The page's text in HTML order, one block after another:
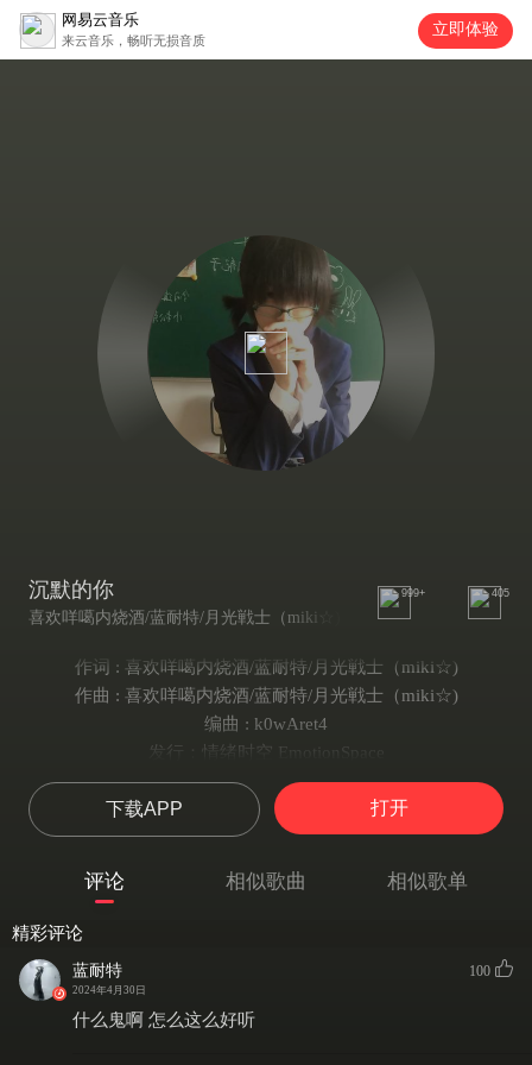
网易云音乐
来云音乐，畅听无损音质
立即体验
沉默的你
喜欢咩噶内烧酒/蓝耐特/月光戦士（miki☆)
999+ 405
作词 : 喜欢咩噶内烧酒/蓝耐特/月光戦士（miki☆)
作曲 : 喜欢咩噶内烧酒/蓝耐特/月光戦士（miki☆)
编曲 : k0wAret4
发行：情绪时空 EmotionSpace
混音：4pod
封面:赵一直开心
—————————
沉默的雨还在下
也尝试过挣扎
下载APP 打开
评论 相似歌曲 相似歌单
精彩评论
蓝耐特
2024年4月30日
100
什么鬼啊 怎么这么好听